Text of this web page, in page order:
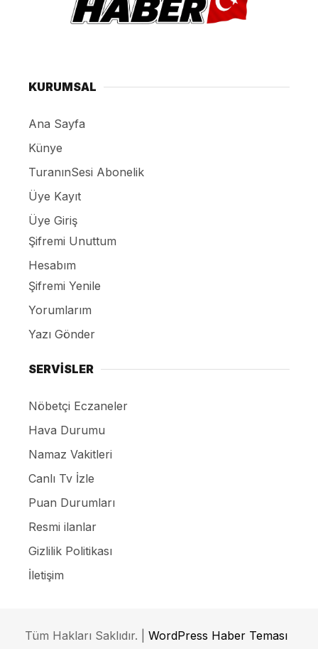
KURUMSAL
Ana Sayfa
Künye
TuranınSesi Abonelik
Üye Kayıt
Üye Giriş
Şifremi Unuttum
Hesabım
Şifremi Yenile
Yorumlarım
Yazı Gönder
SERVİSLER
Nöbetçi Eczaneler
Hava Durumu
Namaz Vakitleri
Canlı Tv İzle
Puan Durumları
Resmi ilanlar
Gizlilik Politikası
İletişim
Tüm Hakları Saklıdır. | WordPress Haber Teması